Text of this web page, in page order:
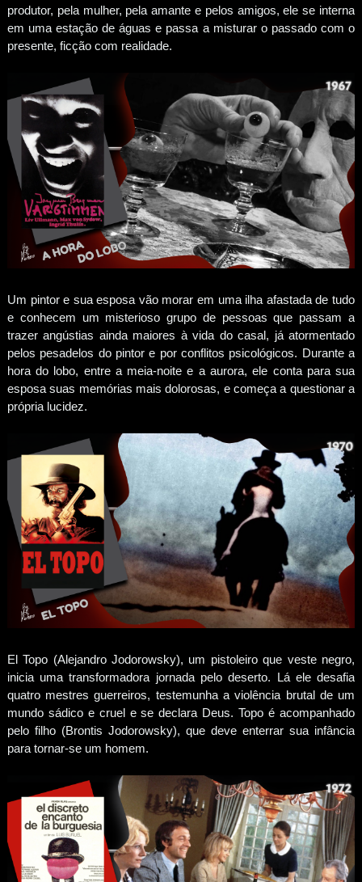
produtor, pela mulher, pela amante e pelos amigos, ele se interna
em uma estação de águas e passa a misturar o passado com o
presente, ficção com realidade.
Um pintor e sua esposa vão morar em uma ilha afastada de tudo
e conhecem um misterioso grupo de pessoas que passam a
trazer angústias ainda maiores à vida do casal, já atormentado
pelos pesadelos do pintor e por conflitos psicológicos. Durante a
hora do lobo, entre a meia-noite e a aurora, ele conta para sua
esposa suas memórias mais dolorosas, e começa a questionar a
própria lucidez.
El Topo (Alejandro Jodorowsky), um pistoleiro que veste negro,
inicia uma transformadora jornada pelo deserto. Lá ele desafia
quatro mestres guerreiros, testemunha a violência brutal de um
mundo sádico e cruel e se declara Deus. Topo é acompanhado
pelo filho (Brontis Jodorowsky), que deve enterrar sua infância
para tornar-se um homem.